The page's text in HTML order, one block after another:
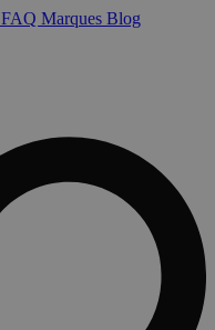
FAQ Marques Blog